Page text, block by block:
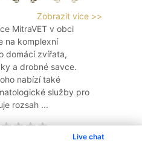
Live chat
Zobrazit více >>
MitraVET v obci
na komplexní
domácí zvířata,
a drobné savce.
nabízí také
služby pro
rozsah ...